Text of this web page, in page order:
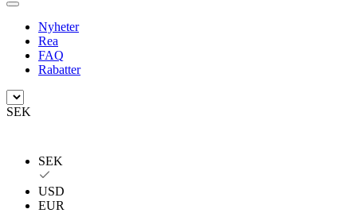
Nyheter
Rea
FAQ
Rabatter
SEK
SEK
USD
EUR